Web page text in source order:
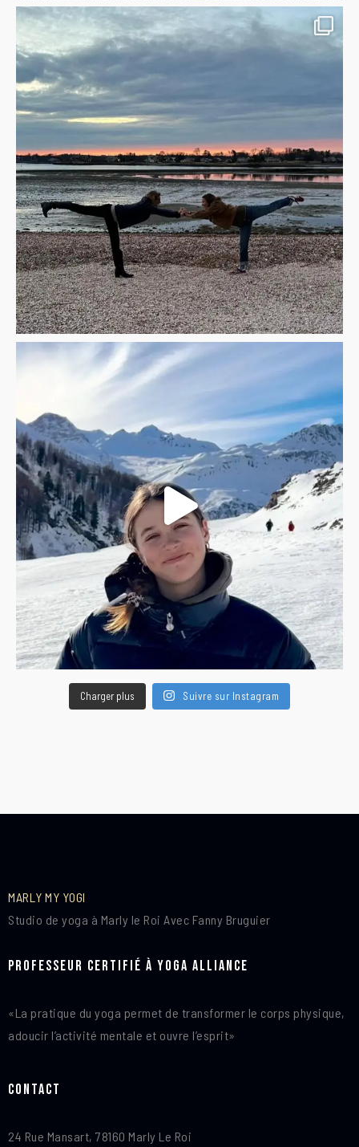
Charger plus Suivre sur Instagram
MARLY MY YOGI
Studio de yoga à Marly le Roi Avec Fanny Bruguier
Professeur certifié à Yoga Alliance
«La pratique du yoga permet de transformer le corps physique,
adoucir l’activité mentale et ouvre l’esprit»
Contact
24 Rue Mansart, 78160 Marly Le Roi